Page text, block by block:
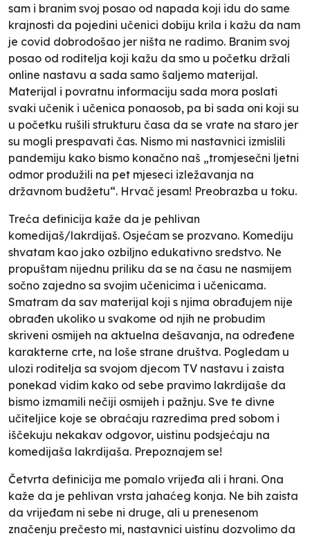
sam i branim svoj posao od napada koji idu do same
krajnosti da pojedini učenici dobiju krila i kažu da nam
je covid dobrodošao jer ništa ne radimo. Branim svoj
posao od roditelja koji kažu da smo u početku držali
online nastavu a sada samo šaljemo materijal.
Materijal i povratnu informaciju sada mora poslati
svaki učenik i učenica ponaosob, pa bi sada oni koji su
u početku rušili strukturu časa da se vrate na staro jer
su mogli prespavati čas. Nismo mi nastavnici izmislili
pandemiju kako bismo konačno naš „tromjesečni ljetni
odmor produžili na pet mjeseci izležavanja na
državnom budžetu“. Hrvač jesam! Preobrazba u toku.
Treća definicija kaže da je pehlivan
komedijaš/lakrdijaš. Osjećam se prozvano. Komediju
shvatam kao jako ozbiljno edukativno sredstvo. Ne
propuštam nijednu priliku da se na času ne nasmijem
sočno zajedno sa svojim učenicima i učenicama.
Smatram da sav materijal koji s njima obrađujem nije
obrađen ukoliko u svakome od njih ne probudim
skriveni osmijeh na aktuelna dešavanja, na određene
karakterne crte, na loše strane društva. Pogledam u
ulozi roditelja sa svojom djecom TV nastavu i zaista
ponekad vidim kako od sebe pravimo lakrdijaše da
bismo izmamili nečiji osmijeh i pažnju. Sve te divne
učiteljice koje se obraćaju razredima pred sobom i
iščekuju nekakav odgovor, uistinu podsjećaju na
komedijaša lakrdijaša. Prepoznajem se!
Četvrta definicija me pomalo vrijeđa ali i hrani. Ona
kaže da je pehlivan vrsta jahaćeg konja. Ne bih zaista
da vrijeđam ni sebe ni druge, ali u prenesenom
značenju prečesto mi, nastavnici uistinu dozvolimo da